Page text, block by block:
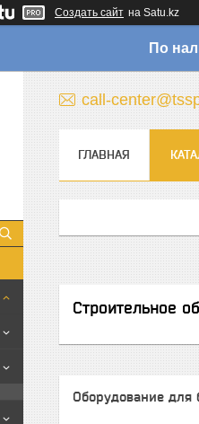
Создать сайт на Satu.kz
По
call-
ГЛАВНАЯ
Строительное
Оборудование для